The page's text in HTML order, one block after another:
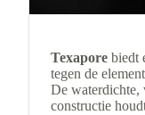
Texapore biedt
tegen de
De waterdichte,
constructie